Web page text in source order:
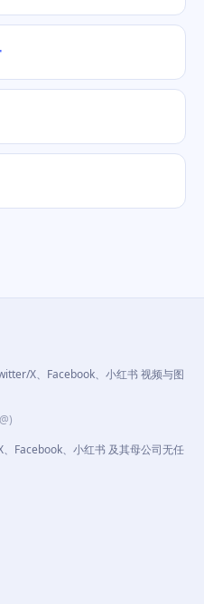
X、Facebook、小红书 视频与图
Facebook、小红书 及其母公司无任